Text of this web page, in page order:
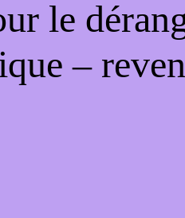
le
–